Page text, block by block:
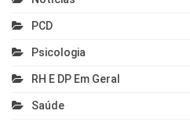
PCD
Psicologia
RH E DP Em Geral
Saúde